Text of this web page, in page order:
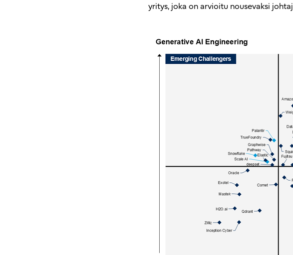
yritys, joka on arvioitu nousevaksi